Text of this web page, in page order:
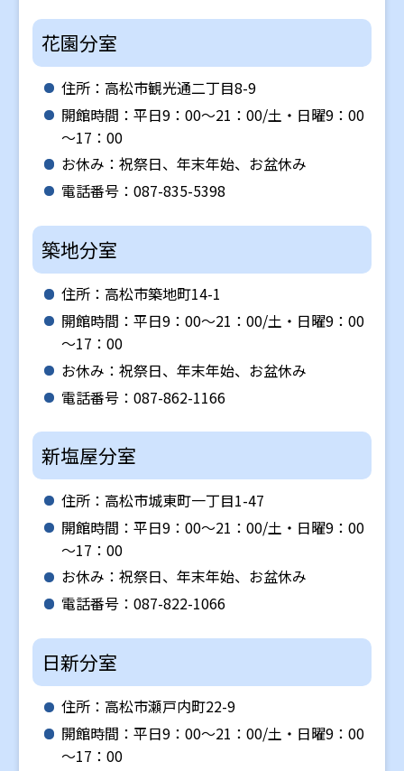
花園分室
住所：高松市観光通二丁目8-9
開館時間：平日9：00～21：00/土・日曜9：00
～17：00
お休み：祝祭日、年末年始、お盆休み
電話番号：087-835-5398
築地分室
住所：高松市築地町14-1
開館時間：平日9：00～21：00/土・日曜9：00
～17：00
お休み：祝祭日、年末年始、お盆休み
電話番号：087-862-1166
新塩屋分室
住所：高松市城東町一丁目1-47
開館時間：平日9：00～21：00/土・日曜9：00
～17：00
お休み：祝祭日、年末年始、お盆休み
電話番号：087-822-1066
日新分室
住所：高松市瀬戸内町22-9
開館時間：平日9：00～21：00/土・日曜9：00
～17：00